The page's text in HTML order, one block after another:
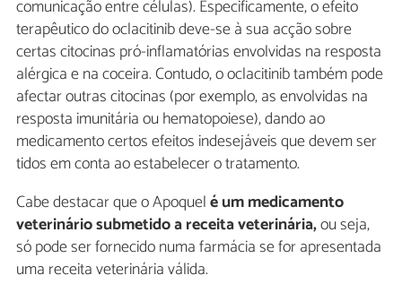
comunicação entre células). Especificamente, o efeito
terapêutico do oclacitinib deve-se à sua acção sobre
certas citocinas pró-inflamatórias envolvidas na resposta
alérgica e na coceira. Contudo, o oclacitinib também pode
afectar outras citocinas (por exemplo, as envolvidas na
resposta imunitária ou hematopoiese), dando ao
medicamento certos efeitos indesejáveis que devem ser
tidos em conta ao estabelecer o tratamento.
Cabe destacar que o Apoquelé um medicamento
veterinário submetido a receita veterinária,ou seja,
só pode ser fornecido numa farmácia se for apresentada
uma receita veterinária válida.